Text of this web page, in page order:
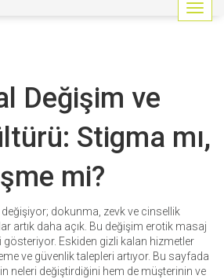
G
e
i
a
p
t
Değişim ve
Stigma mı,
mi?
dokunma, zevk ve cinsellik
artık daha açık. Bu değişim erotik masaj
Eskiden gizli kalan hizmetler
ve güvenlik talepleri artıyor. Bu sayfada
neleri değiştirdiğini hem de müşterinin ve